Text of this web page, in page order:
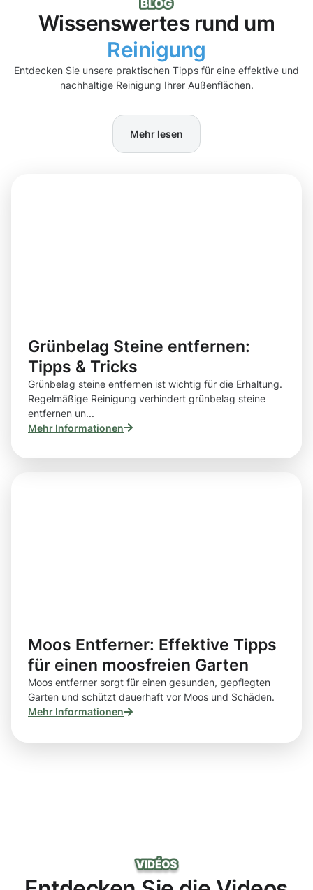
Wissenswertes rund um
Reinigung
Entdecken Sie unsere praktischen Tipps für eine effektive und
nachhaltige Reinigung Ihrer Außenflächen.
Mehr lesen
Grünbelag Steine entfernen:
Tipps & Tricks
Grünbelag steine entfernen ist wichtig für die Erhaltung.
Regelmäßige Reinigung verhindert grünbelag steine
entfernen un...
Mehr Informationen
Moos Entferner: Effektive Tipps
für einen moosfreien Garten
Moos entferner sorgt für einen gesunden, gepflegten
Garten und schützt dauerhaft vor Moos und Schäden.
Mehr Informationen